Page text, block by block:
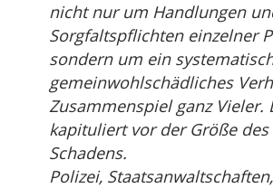
nicht nur um Handlungen
Sorgfaltspflichten einzelner
sondern um ein
gemeinwohlschädliches
Zusammenspiel ganz Vieler.
kapituliert vor der Größe
Schadens.
Polizei,